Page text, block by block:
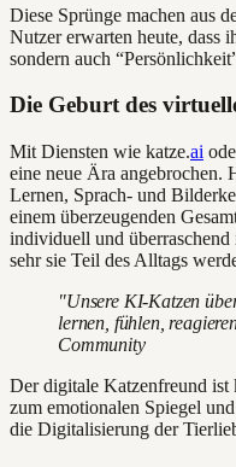
Diese Sprünge machen aus
Nutzer erwarten heute, dass
sondern auch
Die Geburt des
Mit Diensten wie katze.ai
eine neue Ära angebrochen.
Lernen, Sprach- und
einem überzeugenden
individuell und
sehr sie Teil des Alltags
"Unsere KI-Katzen
lernen, fühlen,
Community
Der digitale Katzenfreund ist
zum emotionalen Spiegel
die Digitalisierung der